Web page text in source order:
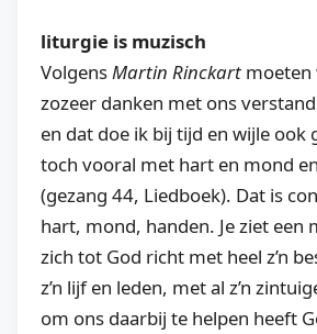
liturgie is muzisch
Volgens Martin Rinckart moeten
zozeer danken met ons
en dat doe ik bij tijd en wijle ook
toch vooral met hart en mond
(gezang 44, Liedboek). Dat is
hart, mond, handen. Je ziet een
zich tot God richt met heel z’n
z’n lijf en leden, met al z’n
om ons daarbij te helpen heeft